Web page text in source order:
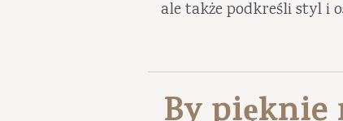
ale także podkreśli styl i